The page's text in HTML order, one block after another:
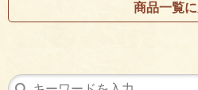
商品一覧